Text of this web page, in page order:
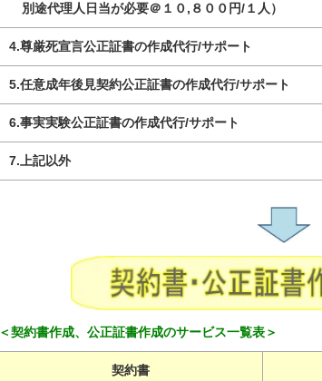
別途代理人日当が必要＠１０,８００円/１人）
4.尊厳死宣言公正証書の作成代行/サポート
5.任意成年後見契約公正証書の作成代行/サポート
6.事実実験公正証書の作成代行/サポート
7.上記以外
＜契約書作成、公正証書作成のサービス一覧表＞
契約書